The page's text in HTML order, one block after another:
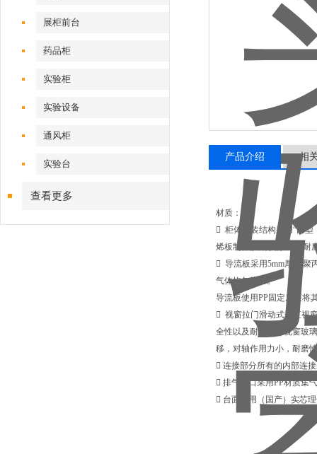
展柜前台
药品柜
实验柜
实验设备
通风柜
实验台
查看更多
产品介绍 相
材质：
 柜体拆装结构采用“口型
烯板制作,具有抗酸碱，耐
 导流板采用5mm厚PP聚
气体均匀排出。
导流板使用PP固定底座将
 视窗拉门滑动式垂直视
全性以及耐用性。视窗玻
移，对轴作用力小，耐磨
 连接部分所有的内部连
 排气出口采用PP材质集
 台面采用（国产）实芯